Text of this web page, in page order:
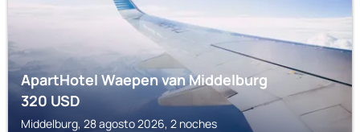
ApartHotel Waepen van Middelburg
320USD
Middelburg, 28 agosto 2026, 2 noches